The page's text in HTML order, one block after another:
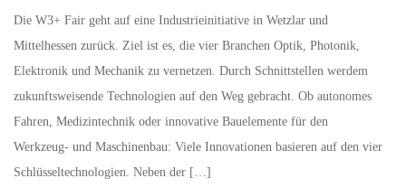
Die W3+ Fair geht auf eine Industrieinitiative in Wetzlar und
Mittelhessen zurück. Ziel ist es, die vier Branchen Optik, Photonik,
Elektronik und Mechanik zu vernetzen. Durch Schnittstellen werdem
zukunftsweisende Technologien auf den Weg gebracht. Ob autonomes
Fahren, Medizintechnik oder innovative Bauelemente für den
Werkzeug- und Maschinenbau: Viele Innovationen basieren auf den vier
Schlüsseltechnologien. Neben der […]